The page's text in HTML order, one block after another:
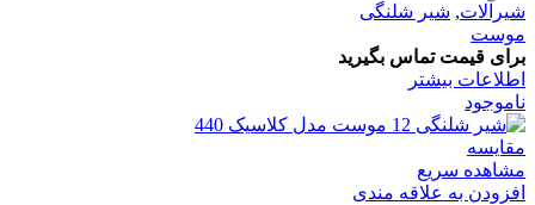
شیرآلات, شیر شلنگی
موست
برای قیمت تماس بگیرید
اطلاعات بیشتر
ناموجود
مقایسه
مشاهده سریع
افزودن به علاقه مندی